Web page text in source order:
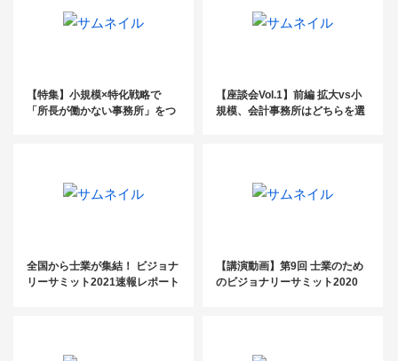
【特集】小規模×特化戦略で
「所長が働かない事務所」をつ
【座談会Vol.1】前編 拡大vs小
規模、会計事務所はどちらを選
全国から士業が集結！ ビジョナ
リーサミット2021速報レポート
【講演動画】第9回 士業のため
のビジョナリーサミット2020